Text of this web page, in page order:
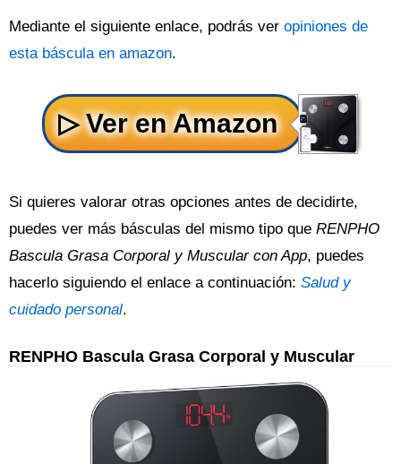
Mediante el siguiente enlace, podrás ver opiniones de
esta báscula en amazon.
Si quieres valorar otras opciones antes de decidirte,
puedes ver más básculas del mismo tipo que RENPHO
Bascula Grasa Corporal y Muscular con App, puedes
hacerlo siguiendo el enlace a continuación: Salud y
cuidado personal.
RENPHO Bascula Grasa Corporal y Muscular